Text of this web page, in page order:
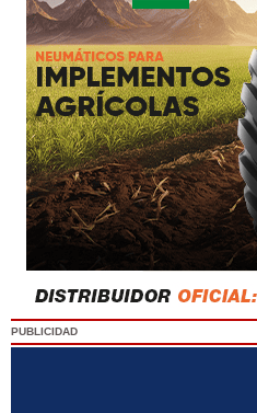
PUBLICIDAD